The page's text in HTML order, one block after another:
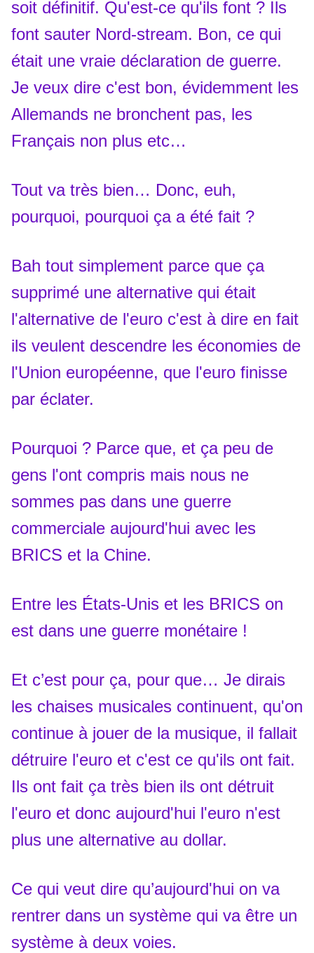
soit définitif. Qu'est-ce qu'ils font ? Ils
font sauter Nord-stream. Bon, ce qui
était une vraie déclaration de guerre.
Je veux dire c'est bon, évidemment les
Allemands ne bronchent pas, les
Français non plus etc…
Tout va très bien… Donc, euh,
pourquoi, pourquoi ça a été fait ?
Bah tout simplement parce que ça
supprimé une alternative qui était
l'alternative de l'euro c'est à dire en fait
ils veulent descendre les économies de
l'Union européenne, que l'euro finisse
par éclater.
Pourquoi ? Parce que, et ça peu de
gens l'ont compris mais nous ne
sommes pas dans une guerre
commerciale aujourd'hui avec les
BRICS et la Chine.
Entre les États-Unis et les BRICS on
est dans une guerre monétaire !
Et c’est pour ça, pour que… Je dirais
les chaises musicales continuent, qu'on
continue à jouer de la musique, il fallait
détruire l'euro et c'est ce qu'ils ont fait.
Ils ont fait ça très bien ils ont détruit
l'euro et donc aujourd'hui l'euro n'est
plus une alternative au dollar.
Ce qui veut dire qu’aujourd'hui on va
rentrer dans un système qui va être un
système à deux voies.